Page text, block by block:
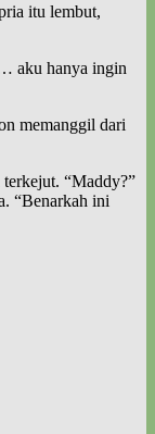
itu lembut,
aku hanya ingin
memanggil dari
“Maddy?”
“Benarkah ini